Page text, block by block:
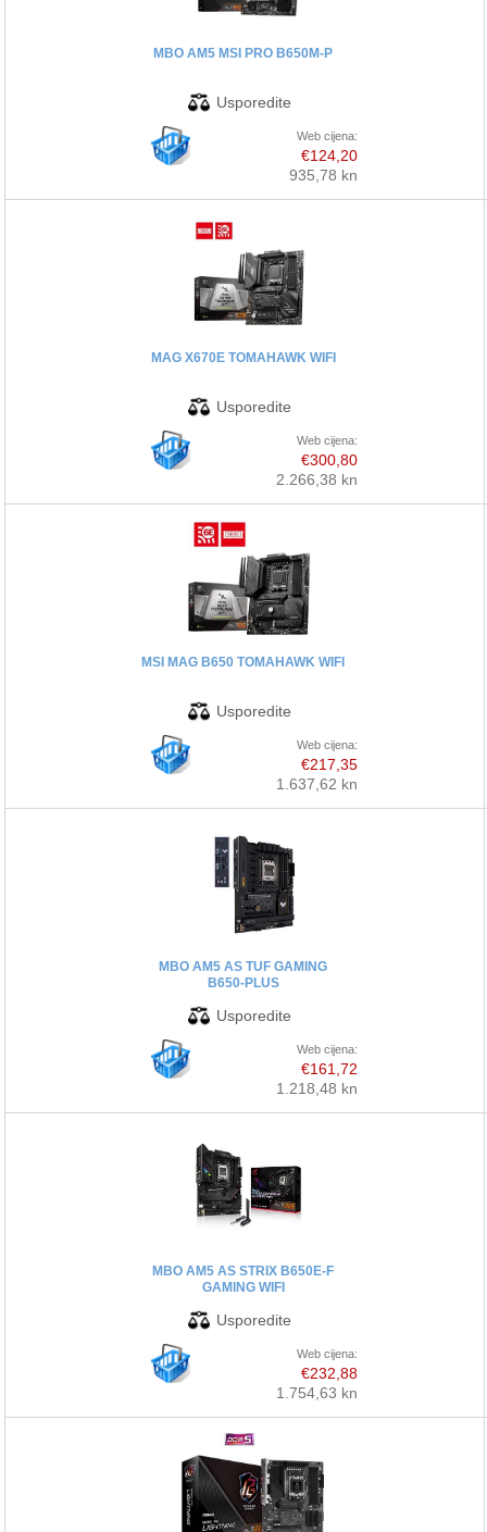
ELEKTRIČNI ROMOBILI/BICIKLI
MBO AM5 MSI PRO B650M-P
Web cijena:
€124,20
935,78 kn
MAG X670E TOMAHAWK WIFI
Web cijena:
€300,80
2.266,38 kn
MSI MAG B650 TOMAHAWK WIFI
Web cijena:
€217,35
1.637,62 kn
MBO AM5 AS TUF GAMING
B650-PLUS
Web cijena:
€161,72
1.218,48 kn
MBO AM5 AS STRIX B650E-F
GAMING WIFI
Web cijena:
€232,88
1.754,63 kn